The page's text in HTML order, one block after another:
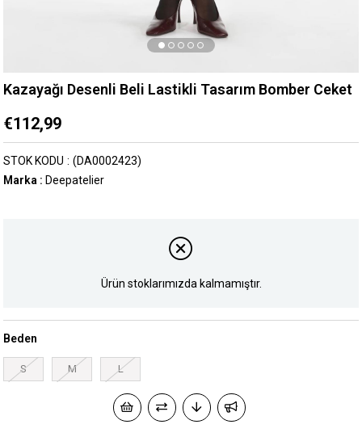
Kazayağı Desenli Beli Lastikli Tasarım Bomber Ceket
€112,99
(DA0002423)
STOK KODU
Marka : Deepatelier
Ürün stoklarımızda kalmamıştır.
Beden
S M L